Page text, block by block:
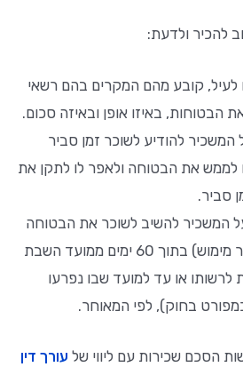
להכיר ולדעת:
לעיל, קובע מהם המקרים בהם רשאי
הבטוחות, באיזו אופן ובאיזה סכום.
להודיע לשוכר זמן סביר
לממש את הבטוחה ולאפר לו לתקן את
סביר.
המשכיר להשיב לשוכר את הבטוחה
(או יתרתה לאחר מימוש) בתוך 60 ימים ממועד השבת
לרשותו או עד למועד שבו נפרעו
בחוק), לפי המאוחר.
הסכם שכירות עם ליווי של עורך דין